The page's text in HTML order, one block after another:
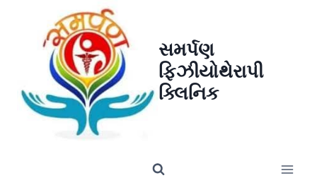
સમર્પણ
ફિઝીયોથેરાપી
ક્લિનિક